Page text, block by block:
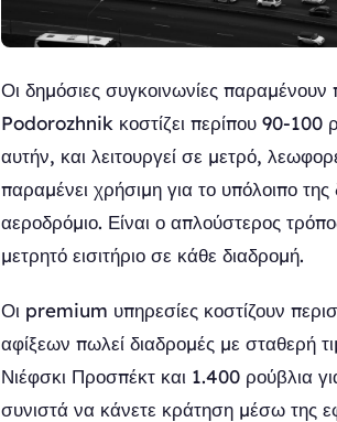
Οι δημόσιες συγκοινωνίες
Podorozhnik κοστίζει περίπου 90-100
αυτήν, και λειτουργεί σε μετρό,
παραμένει χρήσιμη για το υπόλοιπο
αεροδρόμιο. Είναι ο απλούστερος
μετρητό εισιτήριο σε κάθε διαδρομή.
Οι premium υπηρεσίες κοστίζουν
αφίξεων πωλεί διαδρομές με σταθερή
Νιέφσκι Προσπέκτ και 1.400 ρούβλια
συνιστά να κάνετε κράτηση μέσω της